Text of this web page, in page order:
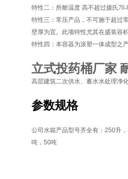
特性二：所耐温度 高不超过摄氏
特性三：常压产品，不可施于超过
壁厚为宜。此项特性尤其在盛装容
特性四：本容器为滚塑一体成型之
立式投药桶厂家
高层建筑二次供水、蓄水水处理净
参数规格
公司水箱产品型号齐全有： 250升，
吨， 50吨